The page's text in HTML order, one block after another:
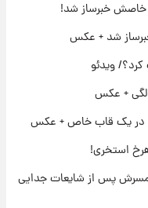
تصاویری از رهبر جدید
به شیوه خاتمی/ویدیو
خاصش خبرساز شد!
شد + عکس
ویدئو
در یک قاب خاص + عکس
استخری!
پس از شایعات جدایی